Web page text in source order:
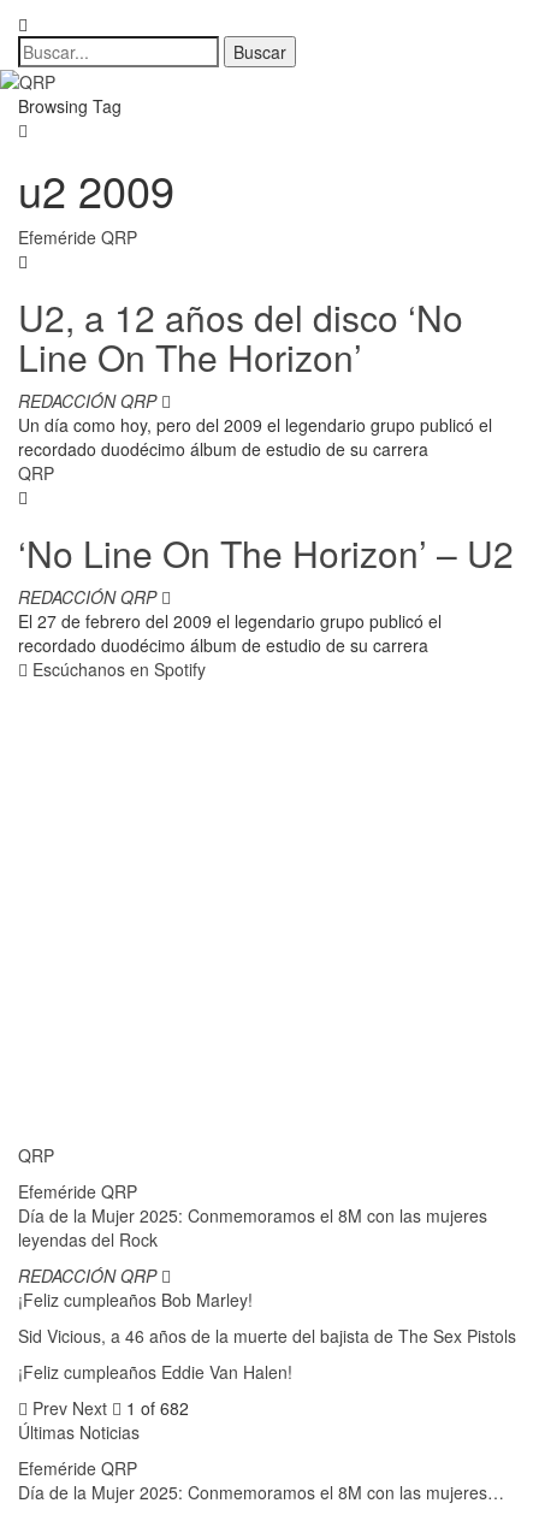
Browsing Tag
u2 2009
Efeméride QRP
U2, a 12 años del disco ‘No
Line On The Horizon’
REDACCIÓN QRP
Un día como hoy, pero del 2009 el legendario grupo publicó el
recordado duodécimo álbum de estudio de su carrera
QRP
‘No Line On The Horizon’ – U2
REDACCIÓN QRP
El 27 de febrero del 2009 el legendario grupo publicó el
recordado duodécimo álbum de estudio de su carrera
Escúchanos en Spotify
QRP
Efeméride QRP
Día de la Mujer 2025: Conmemoramos el 8M con las mujeres
leyendas del Rock
REDACCIÓN QRP
¡Feliz cumpleaños Bob Marley!
Sid Vicious, a 46 años de la muerte del bajista de The Sex Pistols
¡Feliz cumpleaños Eddie Van Halen!
Prev Next
1 of 682
Últimas Noticias
Efeméride QRP
Día de la Mujer 2025: Conmemoramos el 8M con las mujeres…